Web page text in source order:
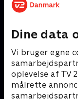
Dine data
Vi bruger egne
oplevelse af TV
målrette
Mere indhold